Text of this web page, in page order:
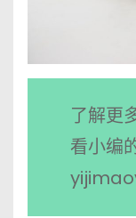
了解更
看小编